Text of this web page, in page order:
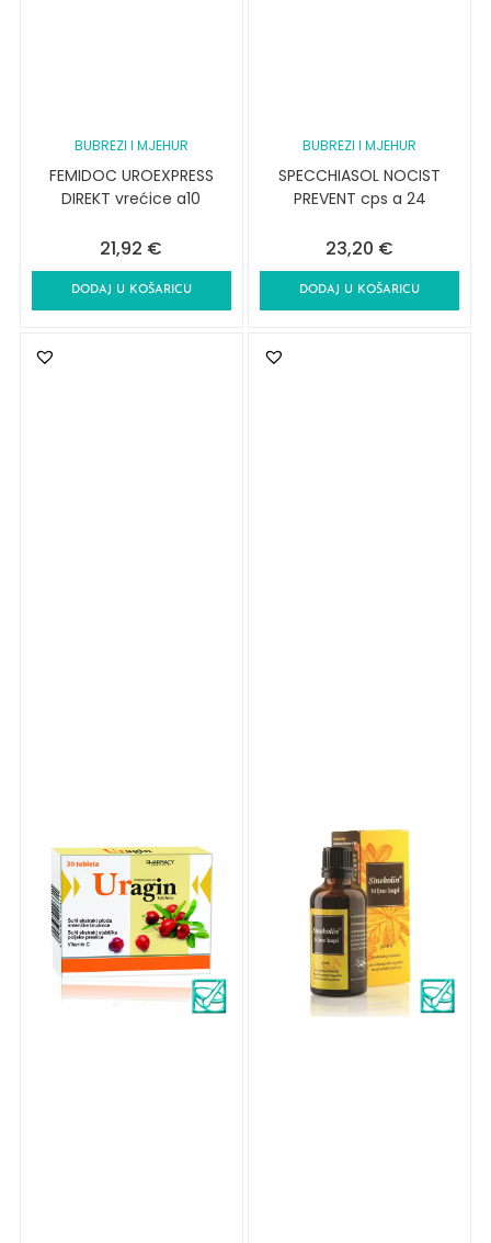
BUBREZI I MJEHUR
FEMIDOC UROEXPRESS
DIREKT vrećice a10
21,92 €
DODAJ U KOŠARICU
BUBREZI I MJEHUR
SPECCHIASOL NOCIST
PREVENT cps a 24
23,20 €
DODAJ U KOŠARICU